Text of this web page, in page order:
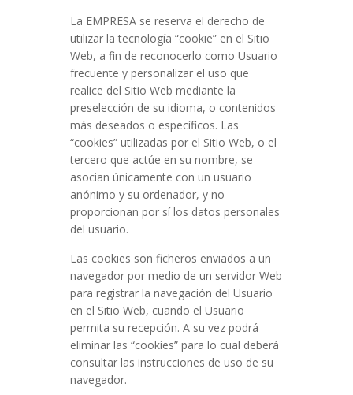
La EMPRESA se reserva el derecho de
utilizar la tecnología “cookie” en el Sitio
Web, a fin de reconocerlo como Usuario
frecuente y personalizar el uso que
realice del Sitio Web mediante la
preselección de su idioma, o contenidos
más deseados o específicos. Las
“cookies” utilizadas por el Sitio Web, o el
tercero que actúe en su nombre, se
asocian únicamente con un usuario
anónimo y su ordenador, y no
proporcionan por sí los datos personales
del usuario.
Las cookies son ficheros enviados a un
navegador por medio de un servidor Web
para registrar la navegación del Usuario
en el Sitio Web, cuando el Usuario
permita su recepción. A su vez podrá
eliminar las “cookies” para lo cual deberá
consultar las instrucciones de uso de su
navegador.